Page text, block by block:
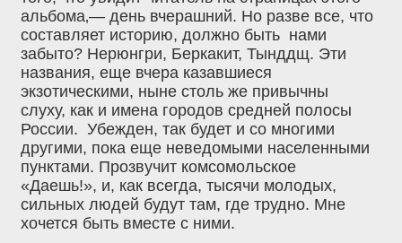
альбома‚— день вчерашний. Но разве все, что
составляет историю, должно быть нами
забыто? Нерюнгри, Беркакит, Тынддщ. Эти
названия, еще вчера казавшиеся
экзотическими, ныне столь же привычны
слуху, как и имена городов средней полосы
России. Убежден, так будет и со многими
другими, пока еще неведомыми населенными
пунктами. Прозвучит комсомольское
«Даешь!», и, как всегда, тысячи молодых,
сильных людей будут там, где трудно. Мне
хочется быть вместе с ними.